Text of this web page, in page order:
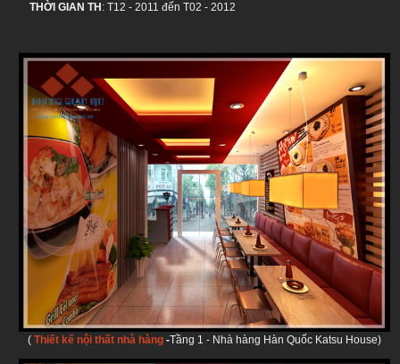
THỜI GIAN TH : T12 - 2011 đến T02 - 2012
( Thiết kế nội thất nhà hàng -Tầng 1 - Nhà hàng Hàn Quốc Katsu House)